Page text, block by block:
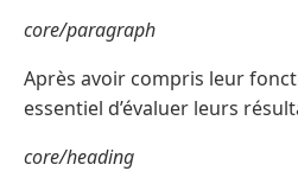
core/paragraph
Après avoir compris leur
essentiel d’évaluer leurs
core/heading